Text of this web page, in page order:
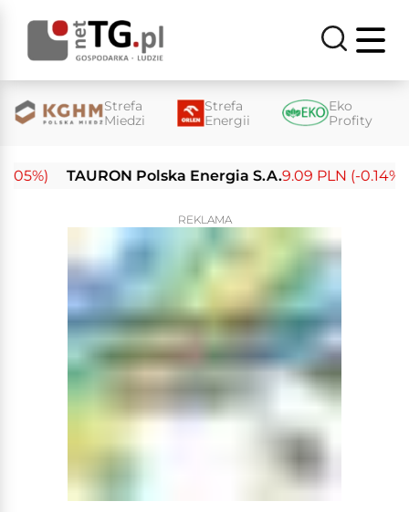
Strefa
Miedzi
Strefa
Energii
Eko
Profity
TAURON Polska Energia S.A.9.09 PLN (-0.14%)
REKLAMA